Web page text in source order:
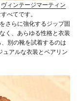
ヴィンテージマーティン
べてです。
さらに強化するジップ固
く、あらゆる性格と衣装
別の靴を試着するのは
アルな衣装とペアリン